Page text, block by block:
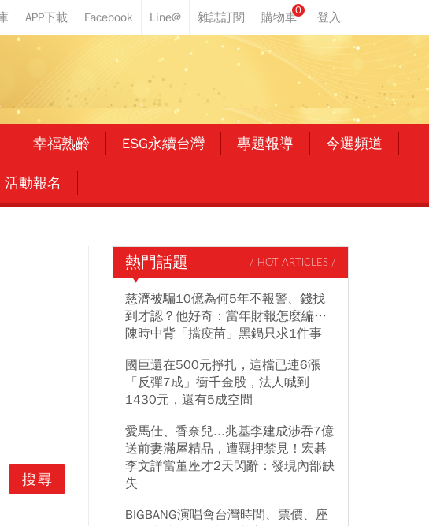
0
幸福熟齡 ESG永續台灣 專題報導 今選頻道
活動報名
熱門話題 / HOT ARTICLES /
慈濟被騙10億為何5年不報警、錢找
到才認？他好奇：當年財報怎麼編…
陳時中背「擋疫苗」黑鍋只求1件事
國巨還在500元掙扎，這檔已連6漲
「反彈7成」衝千金股，法人喊到
1430元，還有5成空間
愛馬仕、香奈兒...兆基李建成涉吞7億
送前妻滿屋精品，遭羈押禁見！宏碁
李文詳當董座才2天閃辭：發現內部缺
失
BIGBANG演唱會台灣時間、票價、座